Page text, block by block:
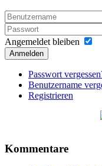
Angemeldet bleiben
Anmelden
Passwort
Benutzername
Registrieren
Kommentare